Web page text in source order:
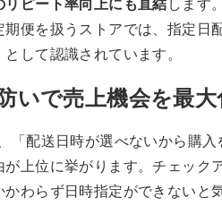
リピート率向上にも直結 します
便を扱うストアでは、指定日
して認識されています。
いで売上機会を最大
「配送日時が選べないから購入
上位に挙がります。チェック
かわらず日時指定ができないと